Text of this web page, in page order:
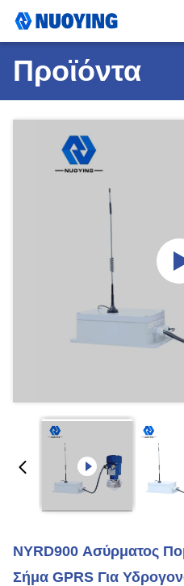
Προϊόντα
NYRD900 Ασύρματος
Σήμα GPRS Για